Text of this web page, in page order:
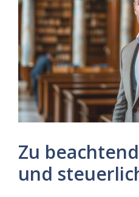
Zu
und